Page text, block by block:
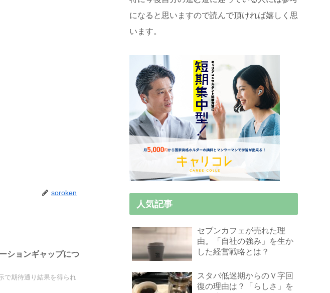
soroken
ションギャップにつ
で期待通り結果を得られ
になると思いますので読んで頂ければ嬉しく思
います。
人気記事
セブンカフェが売れた理
由。「自社の強み」を生か
した経営戦略とは？
スタバ低迷期からのＶ字回
復の理由は？「らしさ」を